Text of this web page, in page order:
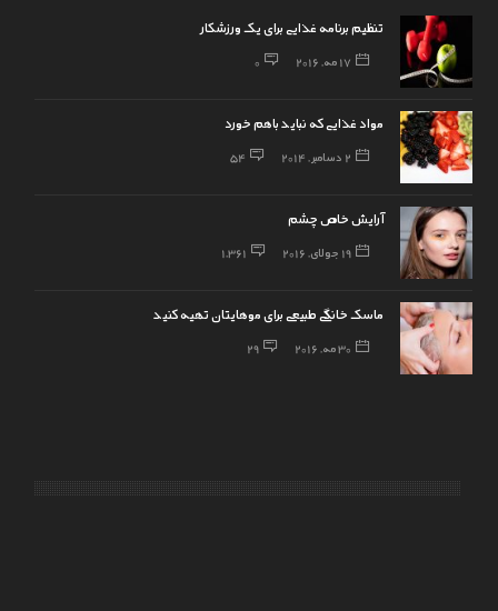
تنظیم برنامه غذایی برای یک ورزشکار
17 مه, 2016 0
مواد غذایی که نباید باهم خورد
2 دسامبر, 2014 54
آرایش خاص چشم
19 جولای, 2016 1,361
ماسک خانگی طبیعی برای موهایتان تهیه کنید
30 مه, 2016 29